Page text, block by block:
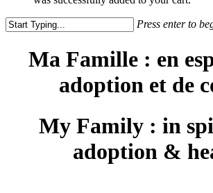
Press enter to
SearchMa Famille : en
adoption et de
My Family : in
adoption &